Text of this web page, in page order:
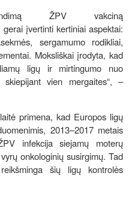
ŽPV vakciną
įvertinti kertiniai aspektai:
sergamumo rodikliai,
Moksliškai įrodyta, kad
ligų ir mirtingumo nuo
vien mergaites“, –
primena, kad Europos ligų
2013–2017 metais
infekcija siejamų moterų
onkologinių susirgimų. Tad
šių ligų kontrolės